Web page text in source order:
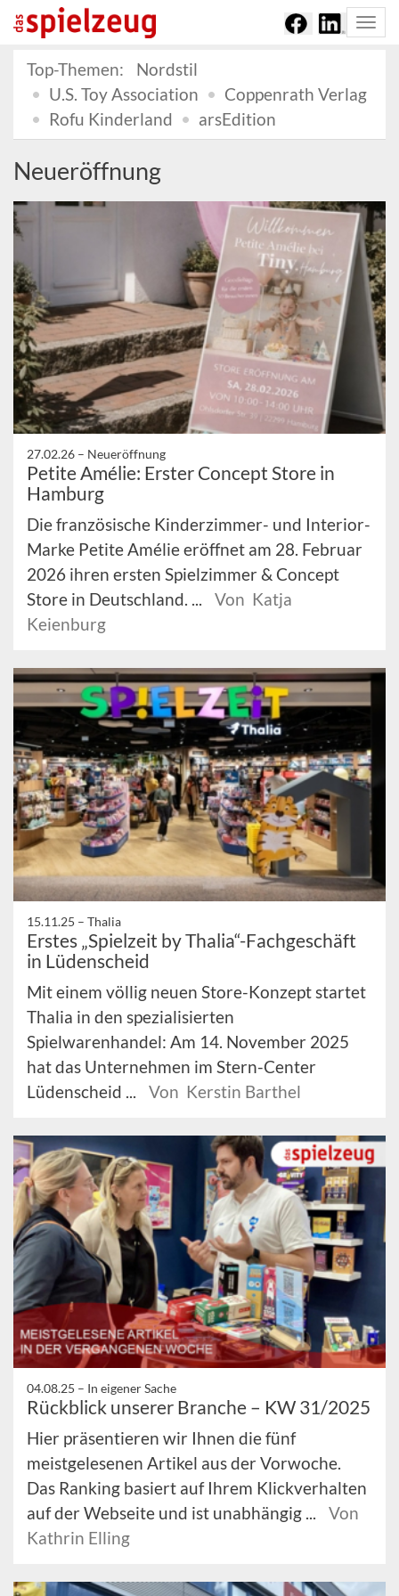
Top-Themen:
Nordstil
U.S. Toy Association
Coppenrath Verlag
Rofu Kinderland
arsEdition
Neueröffnung
27.02.26 – Neueröffnung
Petite Amélie: Erster Concept Store in
Hamburg
Die französische Kinderzimmer- und Interior-
Marke Petite Amélie eröffnet am 28. Februar
2026 ihren ersten Spielzimmer & Concept
Store in Deutschland. ...
Von Katja
Keienburg
15.11.25 – Thalia
Erstes „Spielzeit by Thalia“-Fachgeschäft
in Lüdenscheid
Mit einem völlig neuen Store-Konzept startet
Thalia in den spezialisierten
Spielwarenhandel: Am 14. November 2025
hat das Unternehmen im Stern-Center
Lüdenscheid ...
Von Kerstin Barthel
04.08.25 – In eigener Sache
Rückblick unserer Branche – KW 31/2025
Hier präsentieren wir Ihnen die fünf
meistgelesenen Artikel aus der Vorwoche.
Das Ranking basiert auf Ihrem Klickverhalten
auf der Webseite und ist unabhängig ...
Von
Kathrin Elling